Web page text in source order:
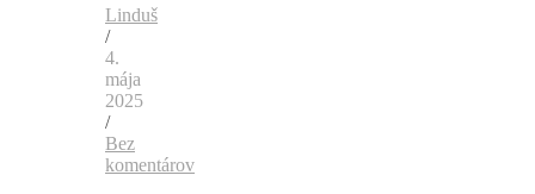
Linduš
/
4.
mája
2025
/
Bez
komentárov